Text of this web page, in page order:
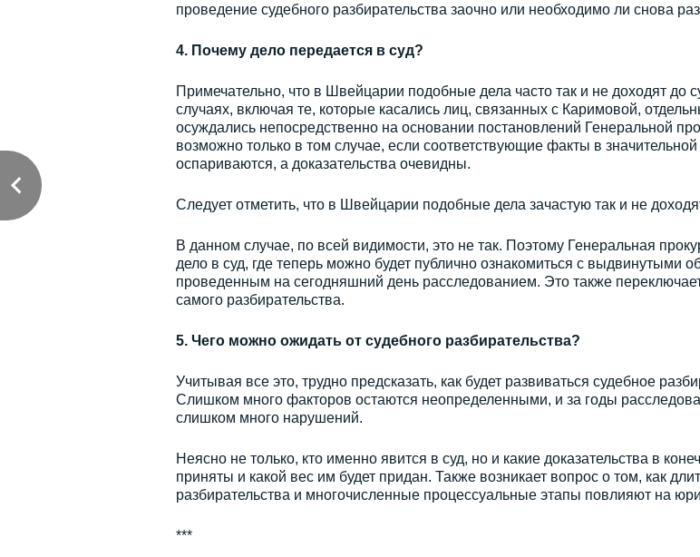
проведение судебного разбирательства заочно или необходимо ли снова
4. Почему дело передается в суд?
Примечательно, что в Швейцарии подобные дела часто так и не доходят до
случаях, включая те, которые касались лиц, связанных с Каримовой,
осуждались непосредственно на основании постановлений Генеральной
возможно только в том случае, если соответствующие факты в
оспариваются, а доказательства очевидны.
Следует отметить, что в Швейцарии подобные дела зачастую так и не
В данном случае, по всей видимости, это не так. Поэтому Генеральная
дело в суд, где теперь можно будет публично ознакомиться с выдвинутыми
проведенным на сегодняшний день расследованием. Это также
самого разбирательства.
5. Чего можно ожидать от судебного разбирательства?
Учитывая все это, трудно предсказать, как будет развиваться судебное
Слишком много факторов остаются неопределенными, и за годы
слишком много нарушений.
Неясно не только, кто именно явится в суд, но и какие доказательства в
приняты и какой вес им будет придан. Также возникает вопрос о том, как
разбирательства и многочисленные процессуальные этапы повлияют на
***